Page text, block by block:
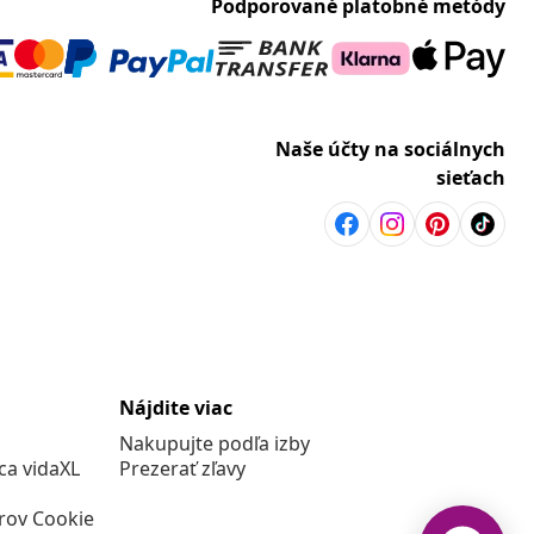
Podporované platobné metódy
Naše účty na sociálnych
sieťach
vidaXL
Cookie
Nájdite viac
Nakupujte podľa izby
Prezerať zľavy